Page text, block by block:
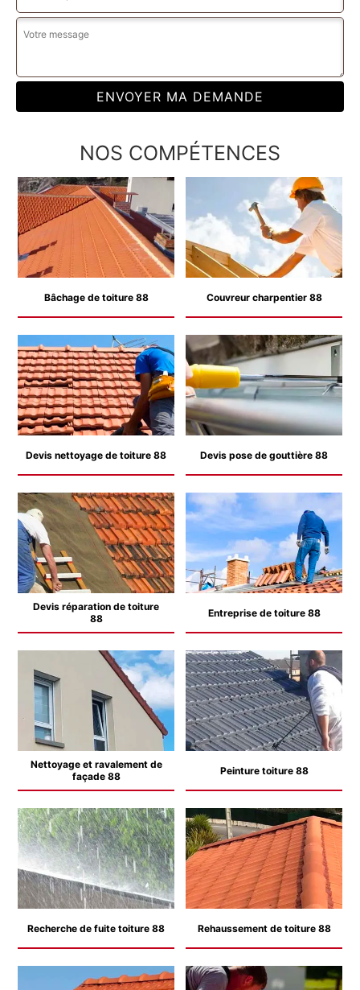
NOS COMPÉTENCES
Bâchage de toiture 88 Couvreur charpentier 88
Devis nettoyage de toiture 88 Devis pose de gouttière 88
Devis réparation de toiture
88
Entreprise de toiture 88
Nettoyage et ravalement de
façade 88
Peinture toiture 88
Recherche de fuite toiture 88 Rehaussement de toiture 88